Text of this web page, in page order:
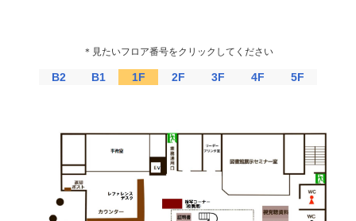
＊見たいフロア番号をクリックしてください
B2 B1 1F 2F 3F 4F 5F